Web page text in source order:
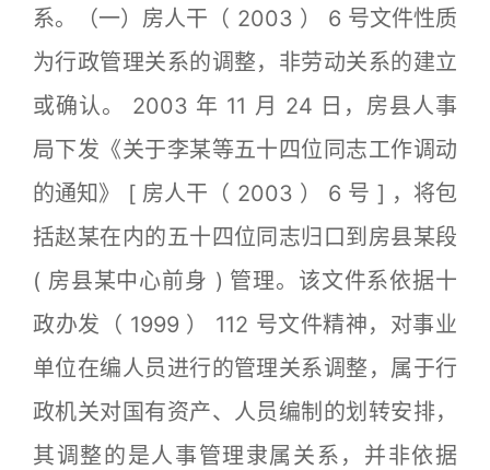
系。（一）房人干（ 2003 ） 6 号文件性质
为行政管理关系的调整，非劳动关系的建立
或确认。 2003 年 11 月 24 日，房县人事
局下发《关于李某等五十四位同志工作调动
的通知》 [ 房人干（ 2003 ） 6 号 ] ，将包
括赵某在内的五十四位同志归口到房县某段
( 房县某中心前身 ) 管理。该文件系依据十
政办发（ 1999 ） 112 号文件精神，对事业
单位在编人员进行的管理关系调整，属于行
政机关对国有资产、人员编制的划转安排，
其调整的是人事管理隶属关系，并非依据